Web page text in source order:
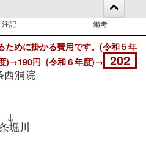
注記 備考
ために掛かる費用です。(令和５年
)→190円 (令和６年度)→ 202
西洞院
↓
堀川